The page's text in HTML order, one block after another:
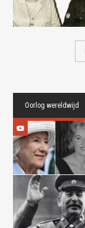
Oorlog wereldwijd